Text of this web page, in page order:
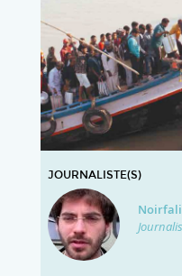
JOURNALISTE(S)